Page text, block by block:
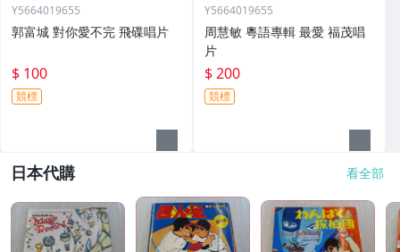
Y5664019655
郭富城 對你愛不完 飛碟唱片
$ 100
競標
Y5664019655
周慧敏 粵語專輯 最愛 福茂唱
片
$ 200
競標
日本代購 看全部